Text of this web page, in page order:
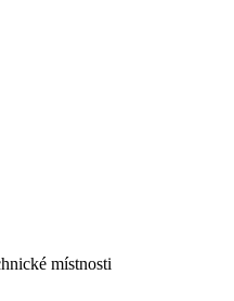
místnosti